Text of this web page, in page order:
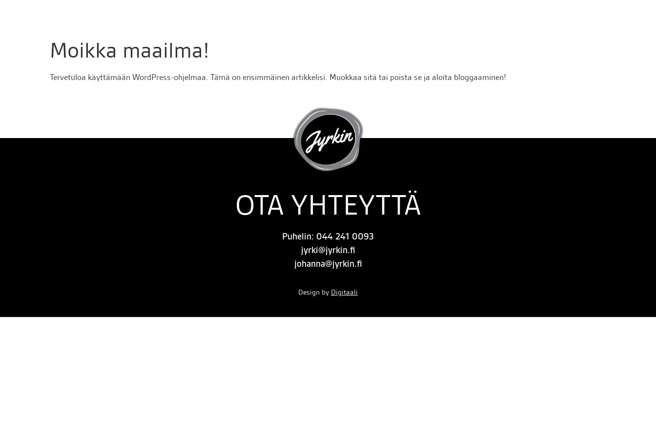
Moikka maailma!
Tervetuloa käyttämään WordPress-ohjelmaa. Tämä on ensimmäinen artikkelisi. Muokkaa sitä tai poista se ja aloita bloggaaminen!
OTA YHTEYTTÄ
Puhelin: 044 241 0093
jyrki@jyrkin.fi
johanna@jyrkin.fi
Design by Digitaali